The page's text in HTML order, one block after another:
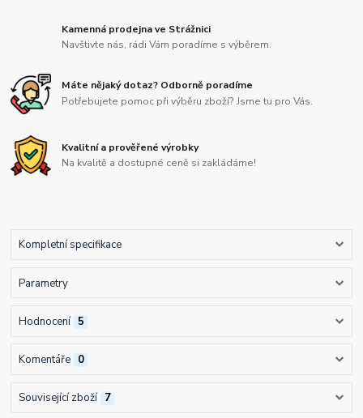
Kamenná prodejna ve Strážnici
Navštivte nás, rádi Vám poradíme s výběrem.
Máte nějaký dotaz? Odborně poradíme
Potřebujete pomoc při výběru zboží? Jsme tu pro Vás.
Kvalitní a prověřené výrobky
Na kvalitě a dostupné ceně si zakládáme!
Kompletní specifikace
Parametry
Hodnocení 5
Komentáře 0
Související zboží 7